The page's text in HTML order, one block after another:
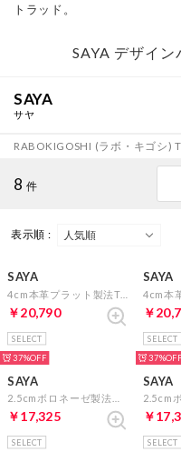
トラッド。
SAYA デザイ
SAYA
サヤ
RABOKIGOSHI (ラボ・キゴシ)
8 件
表示順 :
SAYA
￥20,790
SELECT
SAYA
￥
SELECT
37%
SAYA
￥17,325
SELECT
37%
SAYA
￥
SELECT